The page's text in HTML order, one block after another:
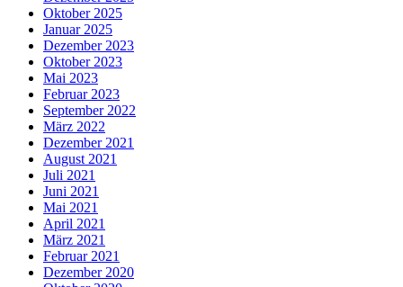
Oktober 2025
Januar 2025
Dezember 2023
Oktober 2023
Mai 2023
Februar 2023
September 2022
März 2022
Dezember 2021
August 2021
Juli 2021
Juni 2021
Mai 2021
April 2021
März 2021
Februar 2021
Dezember 2020